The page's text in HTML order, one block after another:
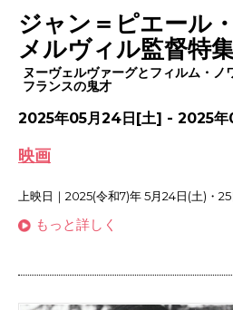
ジャン＝ピエール・
メルヴィル監督特
ヌーヴェルヴァーグとフィルム・ノ
フランスの鬼才
2025年05月24日[土] - 2025年
映画
上映日｜2025(令和7)年 5月24日(土)・
もっと詳しく